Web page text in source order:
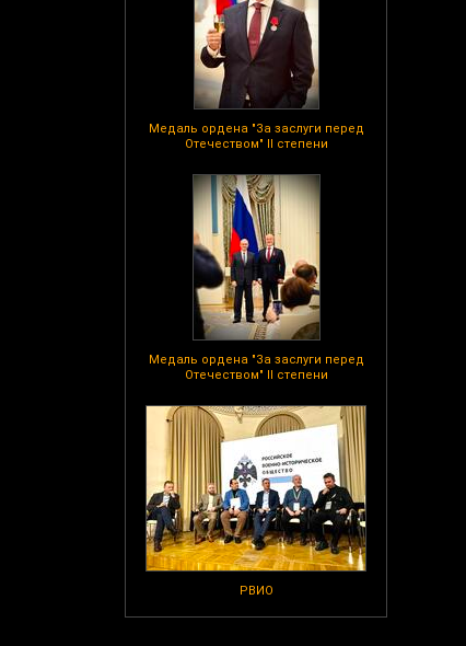
Медаль ордена "За заслуги перед
Отечеством" II степени
Медаль ордена "За заслуги перед
Отечеством" II степени
РВИО